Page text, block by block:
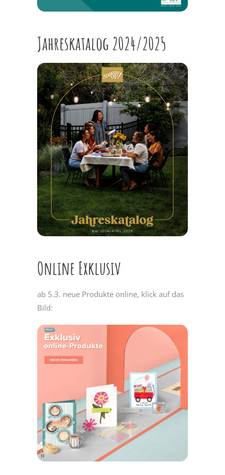
Jahreskatalog 2024/2025
Online Exklusiv
ab 5.3. neue Produkte online, klick auf das
Bild: